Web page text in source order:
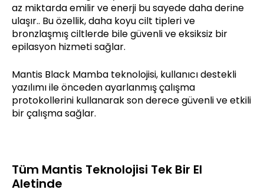
az miktarda emilir ve enerji bu sayede daha derine
ulaşır.. Bu özellik, daha koyu cilt tipleri ve
bronzlaşmış ciltlerde bile güvenli ve eksiksiz bir
epilasyon hizmeti sağlar.
Mantis Black Mamba teknolojisi, kullanıcı destekli
yazılımı ile önceden ayarlanmış çalışma
protokollerini kullanarak son derece güvenli ve etkili
bir çalışma sağlar.
Tüm Mantis Teknolojisi Tek Bir El
Aletinde